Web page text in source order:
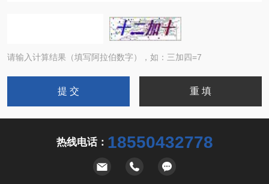
请输入计算结果（填写阿拉伯数字），如：三加四=7
热线电话： 18550432778